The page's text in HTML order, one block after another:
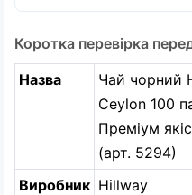
Коротка перевірка
Назва
Чай чорний
Ceylon 100
Преміум
(арт. 5294)
Виробник Hillway